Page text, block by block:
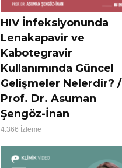
HIV İnfeksiyonunda
Lenakapavir ve
Kabotegravir
Kullanımında Güncel
Gelişmeler Nelerdir? /
Prof. Dr. Asuman
Şengöz-İnan
4.366 İzleme